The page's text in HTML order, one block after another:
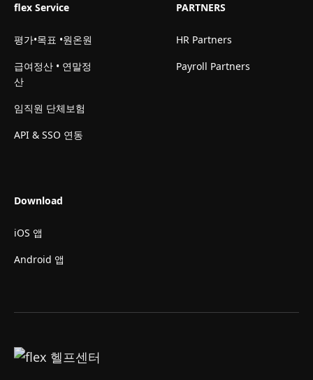
flex Service
평가•목표 •원온원
급여정산 • 연말정
산
임직원 단체보험
API & SSO 연동
PARTNERS
HR Partners
Payroll Partners
Download
iOS 앱
Android 앱